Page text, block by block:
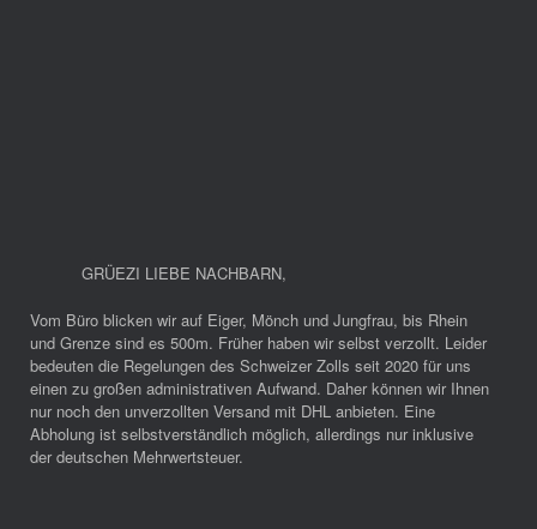
GRÜEZI LIEBE NACHBARN,
Vom Büro blicken wir auf Eiger, Mönch und Jungfrau, bis Rhein
und Grenze sind es 500m. Früher haben wir selbst verzollt. Leider
bedeuten die Regelungen des Schweizer Zolls seit 2020 für uns
einen zu großen administrativen Aufwand. Daher können wir Ihnen
nur noch den unverzollten Versand mit DHL anbieten. Eine
Abholung ist selbstverständlich möglich, allerdings nur inklusive
der deutschen Mehrwertsteuer.